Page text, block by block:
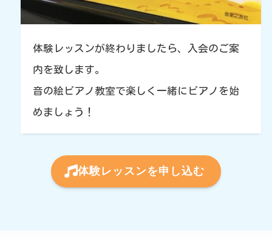
体験レッスンが終わりましたら、入会のご案
内を致します。
音の絵ピアノ教室で楽しく一緒にピアノを始
めましょう！
体験レッスンを申し込む